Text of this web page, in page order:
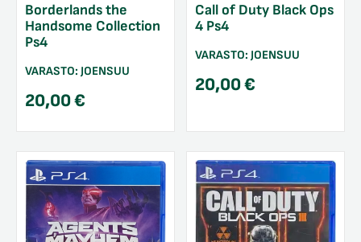
Borderlands the
Handsome Collection
Ps4
VARASTO: JOENSUU
20,00€
Call of Duty Black Ops
4 Ps4
VARASTO: JOENSUU
20,00€